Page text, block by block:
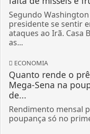
Segundo
presidente se sentir
ataques ao Irã. Casa
as...
ECONOMIA
Quanto rende o
Mega-Sena na
de...
Rendimento mensal
poupança só no